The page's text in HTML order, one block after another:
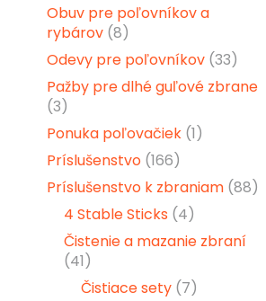
Obuv pre poľovníkov a
rybárov (8)
Odevy pre poľovníkov (33)
Pažby pre dlhé guľové zbrane
(3)
Ponuka poľovačiek (1)
Príslušenstvo (166)
Príslušenstvo k zbraniam (88)
4 Stable Sticks (4)
Čistenie a mazanie zbraní
(41)
Čistiace sety (7)